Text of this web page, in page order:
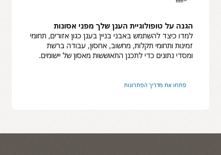
הגנה על טופולוגיית הענן שלך מפני אסונות
למדו כיצד להשתמש באבני בניין בענן כגון אזורים, תחומי
זמינות ותחומי תקלות, מחשוב, אחסון, עבודה ברשת
ומסדי נתונים כדי לתכנן התאוששות מאסון של יישומים.
פתחו את מדריך הפתרונות